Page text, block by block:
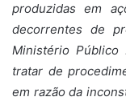
produzidas em
decorrentes de
Ministério
tratar de
em razão da